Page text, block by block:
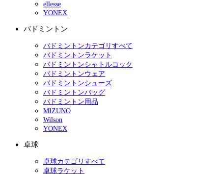
ellesse
YONEX
バドミントン
バドミントンカテゴリすべて
バドミントンラケット
バドミントンシャトルコック
バドミントンウェア
バドミントンシューズ
バドミントンバッグ
バドミントン用品
MIZUNO
Wilson
YONEX
卓球
卓球カテゴリすべて
卓球ラケット